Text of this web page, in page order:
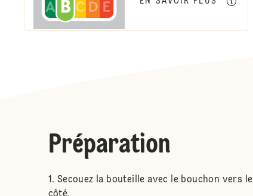
Préparation
Secouez la bouteille avec le bouchon vers
côté.